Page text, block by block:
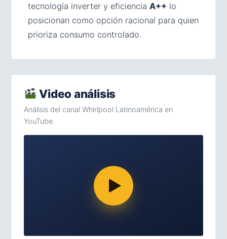
tecnología inverter y eficiencia A++ lo
posicionan como opción racional para quien
prioriza consumo controlado.
Video análisis
Análisis del canal Whirlpool Latinoamérica en
YouTube.